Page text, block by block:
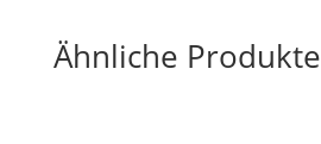
Ähnliche Produkte